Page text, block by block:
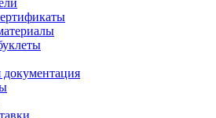
документация